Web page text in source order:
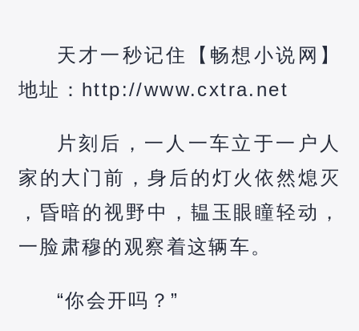
天才一秒记住【畅想小说网】
地址：http://www.cxtra.net
片刻后，一人一车立于一户人
家的大门前，身后的灯火依然熄灭
，昏暗的视野中，韫玉眼瞳轻动，
一脸肃穆的观察着这辆车。
“你会开吗？”